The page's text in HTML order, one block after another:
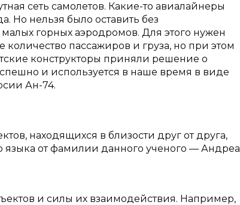
сеть самолетов. Какие-то авиалайнеры
Но нельзя было оставить без
горных аэродромов. Для этого нужен
количество пассажиров и груза, но при этом
конструкторы приняли решение о
и используется в наше время в виде
Ан-74.
находящихся в близости друг от друга,
языка от фамилии данного ученого — Андреа
и силы их взаимодействия. Например,